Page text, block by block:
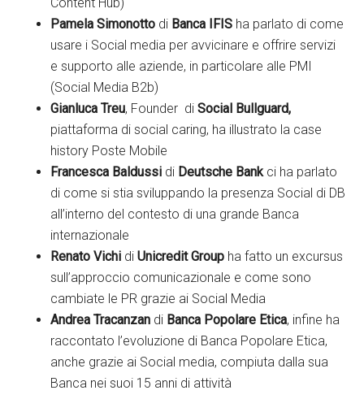
Pamela Simonotto di Banca IFIS ha parlato di come
usare i Social media per avvicinare e offrire servizi
e supporto alle aziende, in particolare alle PMI
(Social Media B2b)
Gianluca Treu, Founder diSocial Bullguard,
piattaforma di social caring, ha illustrato la case
history Poste Mobile
Francesca Baldussi di Deutsche Bankci ha parlato
di come si stia sviluppando la presenza Social di DB
all’interno del contesto di una grande Banca
internazionale
Renato Vichi diUnicredit Group ha fatto un excursus
sull’approccio comunicazionale e come sono
cambiate le PR grazie ai Social Media
Andrea Tracanzan di Banca Popolare Etica, infine ha
raccontato l’evoluzione di Banca Popolare Etica,
anche grazie ai Social media, compiuta dalla sua
Banca nei suoi 15 anni di attività